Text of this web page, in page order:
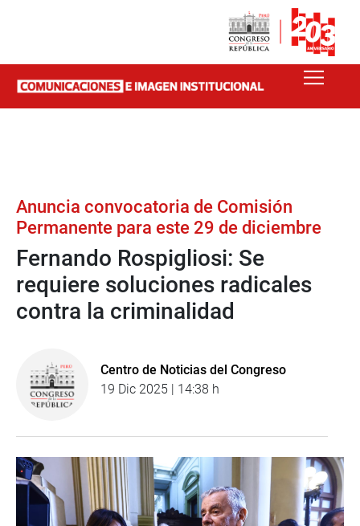
Anuncia convocatoria de Comisión
Permanente para este 29 de diciembre
Fernando Rospigliosi: Se
requiere soluciones radicales
contra la criminalidad
Centro de Noticias del Congreso
19 Dic 2025 | 14:38 h